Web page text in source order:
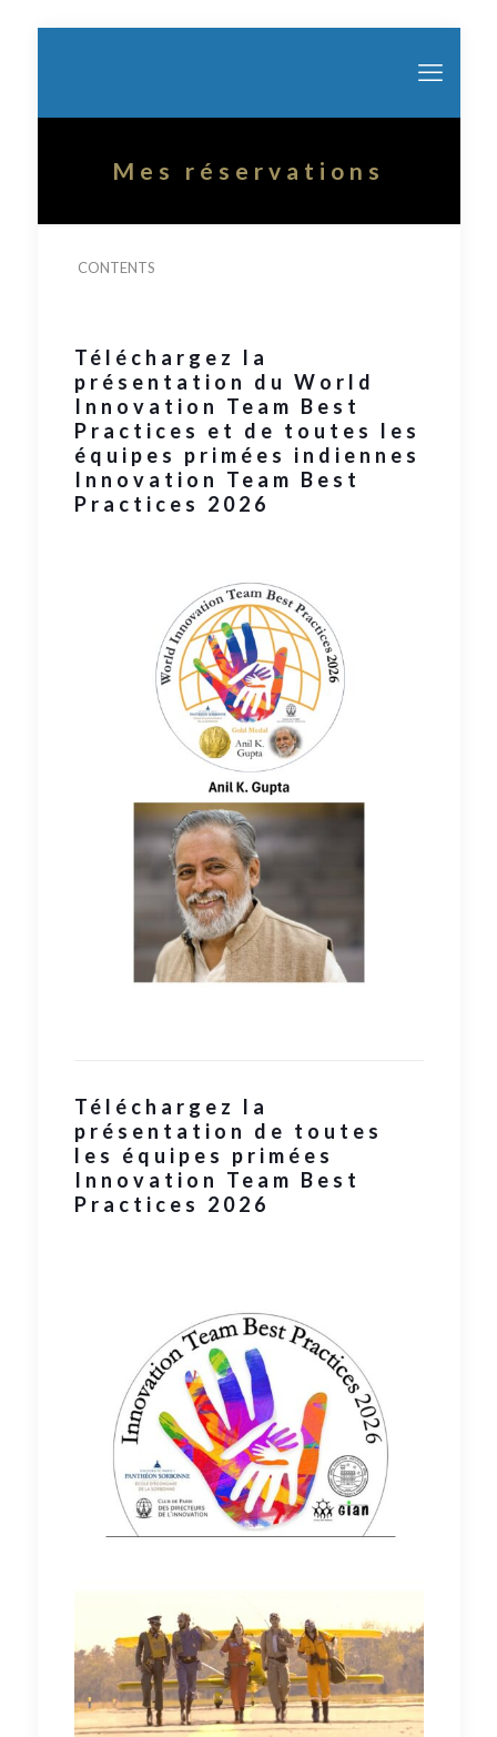
Mes réservations
CONTENTS
Téléchargez la
présentation du World
Innovation Team Best
Practices et de toutes les
équipes primées indiennes
Innovation Team Best
Practices 2026
Téléchargez la
présentation de toutes
les équipes primées
Innovation Team Best
Practices 2026